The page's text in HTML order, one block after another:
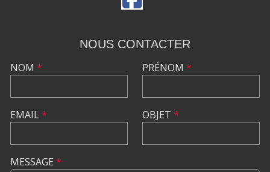
NOUS CONTACTER
NOM *
EMAIL*
PRÉNOM *
OBJET *
MESSAGE *